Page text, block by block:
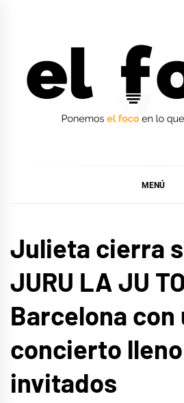
MENÚ
Julieta cierra
JURU LA JU
Barcelona con
concierto
invitados